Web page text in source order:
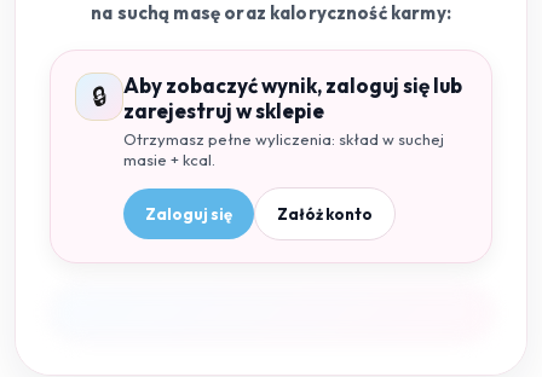
na suchą masę oraz kaloryczność karmy:
🔒
Aby zobaczyć wynik, zaloguj się lub
zarejestruj w sklepie
Otrzymasz pełne wyliczenia: skład w suchej
masie + kcal.
Zaloguj się Załóż konto